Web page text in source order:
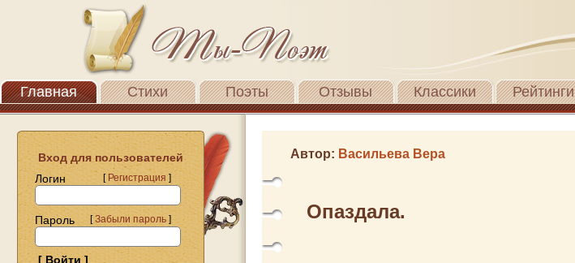
Главная Стихи Поэты Отзывы Классики Рейтинги
Вход для пользователей
Логин
[Регистрация]
Пароль [Забыли пароль]
Автор: Васильева Вера
Опаздала.